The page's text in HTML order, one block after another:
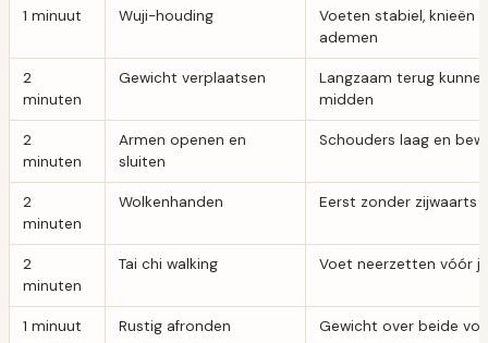
1 minuut Wuji-houding
Voeten stabiel, knieën
ademen
2
minuten
Gewicht verplaatsen
Langzaam terug
midden
2
minuten
Armen openen en
sluiten
Schouders laag en
2
minuten
Wolkenhanden Eerst zonder zijwaarts
2
minuten
Tai chi walking Voet neerzetten vóór
1 minuut Rustig afronden Gewicht over beide